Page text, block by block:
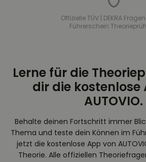
Offizielle TÜV | DEKRA
Führerschein
Lerne für die
dir die kostenlose
AUTOVIO.
Behalte deinen Fortschritt immer
Thema und teste dein Können im
jetzt die kostenlose App von
Theorie. Alle offiziellen